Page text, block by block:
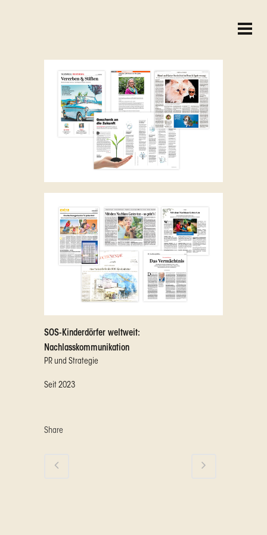
SOS-Kinderdörfer weltweit:
Nachlasskommunikation
PR und Strategie
Seit 2023
Share